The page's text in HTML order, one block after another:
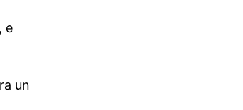
e
un